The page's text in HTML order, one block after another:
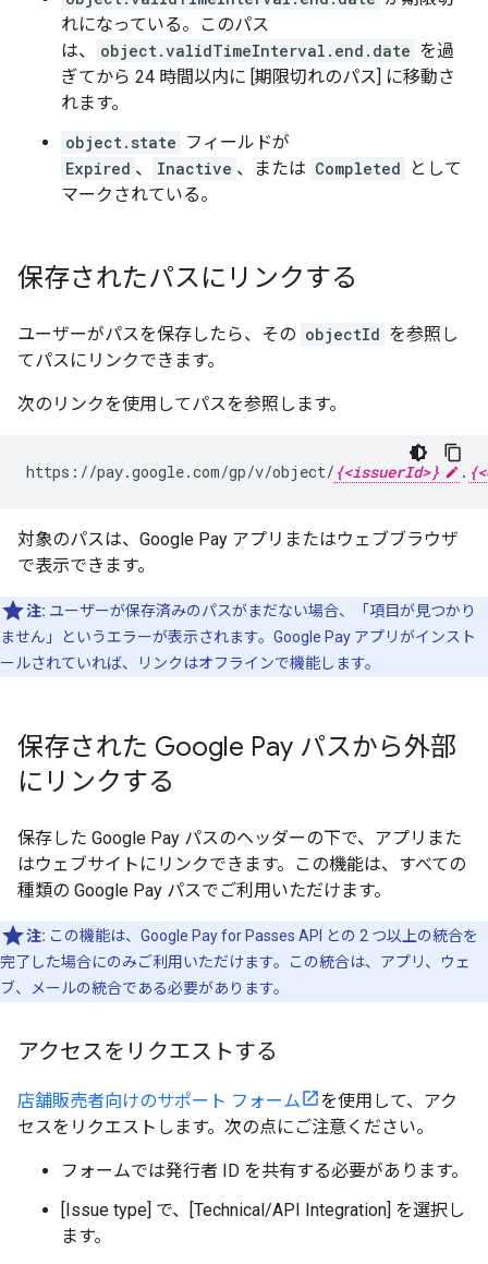
れになっている。このパス
は、
object.validTimeInterval.end.date を過
ぎてから 24 時間以内に [期限切れのパス] に移動さ
れます。
object.state フィールドが
Expired 、 Inactive 、または Completed
として
マークされている。
保存されたパスにリンクする
ユーザーがパスを保存したら、その objectId を参照し
てパスにリンクできます。
次のリンクを使用してパスを参照します。
https://pay.google.com/gp/v/object/ {<issuerId>} .
対象のパスは、Google Pay アプリまたはウェブブラウザ
で表示できます。
注: ユーザーが保存済みのパスがまだない場合、「項目が見つかり
ません」というエラーが表示されます。Google Pay アプリがインスト
ールされていれば、リンクはオフラインで機能します。
保存された Google Pay パスから外部
にリンクする
保存した Google Pay パスのヘッダーの下で、アプリまた
はウェブサイトにリンクできます。この機能は、すべての
種類の Google Pay パスでご利用いただけます。
注: この機能は、Google Pay for Passes API との 2 つ以上の統合を
完了した場合にのみご利用いただけます。この統合は、アプリ、ウェ
ブ、メールの統合である必要があります。
アクセスをリクエストする
店舗販売者向けのサポート フォーム
を使用して、アク
セスをリクエストします。次の点にご注意ください。
フォームでは発行者 ID を共有する必要があります。
[Issue type] で、[Technical/API Integration] を選択し
ます。